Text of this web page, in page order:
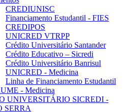
CREDIUNISC
Financiamento Estudantil - FIES
CREDIPOS
UNICRED VTRPP
Crédito Universitário Santander
Crédito Educativo – Sicredi
Crédito Universitário Banrisul
UNICRED - Medicina
Linha de Financiamento Estudantil
- Medicina
UNIVERSITÁRIO SICREDI -
SERRA